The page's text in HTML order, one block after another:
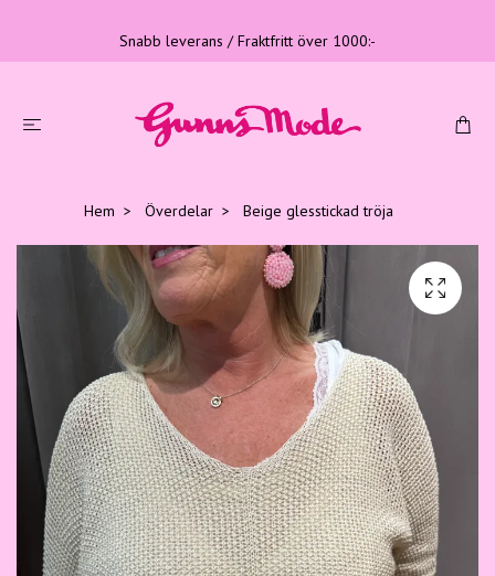
Snabb leverans / Fraktfritt över 1000:-
Hem Överdelar Beige glesstickad tröja